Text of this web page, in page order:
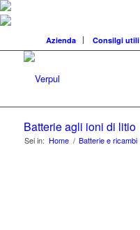
Azienda Consilgi utili
Batterie agli ioni di litio
Sei in: Home / Batterie e ricambi